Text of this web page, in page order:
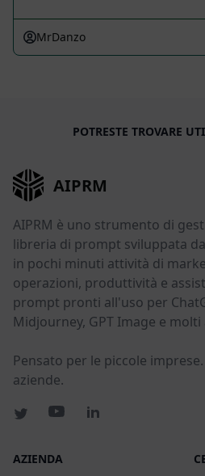
MrDanzo
POTRESTE TROVARE
AIPRM
AIPRM è uno strumento di
libreria di prompt sviluppata
in pochi minuti attività di
operazioni, produttività e
prompt pronti all'uso per
Midjourney, GPT Image e molti
Pensato per le piccole
aziende.
AZIENDA